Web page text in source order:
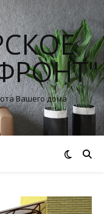
Вашего дома